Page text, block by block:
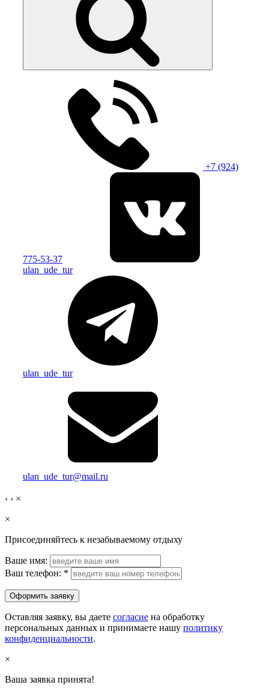
+7 (924)
775-53-37
ulan_ude_tur
ulan_ude_tur
ulan_ude_tur@mail.ru
‹ › ×
×
Присоединяйтесь к незабываемому отдыху
Ваше имя:
Ваш телефон: *
Оформить заявку
Оставляя заявку, вы даете согласие на обработку
персональных данных и принимаете нашу политику
конфиденциальности.
×
Ваша заявка принята!